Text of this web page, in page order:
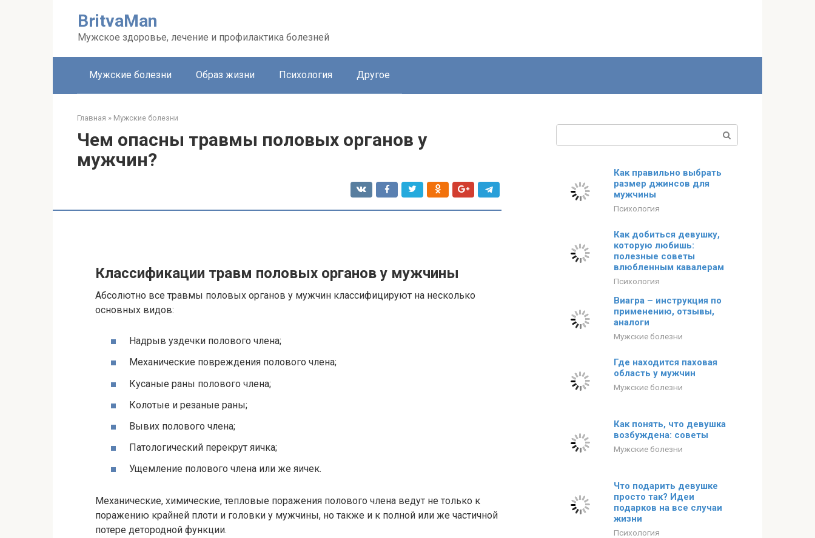
BritvaMan
Мужское здоровье, лечение и профилактика болезней
Мужские болезни Образ жизни Психология Другое
Главная » Мужские болезни
Чем опасны травмы половых органов у
мужчин?
Классификации травм половых органов у мужчины
Абсолютно все травмы половых органов у мужчин классифицируют на несколько
основных видов:
Надрыв уздечки полового члена;
Механические повреждения полового члена;
Кусаные раны полового члена;
Колотые и резаные раны;
Вывих полового члена;
Патологический перекрут яичка;
Ущемление полового члена или же яичек.
Механические, химические, тепловые поражения полового члена ведут не только к
поражению крайней плоти и головки у мужчины, но также и к полной или же частичной
потере детородной функции.
Как правильно выбрать
размер джинсов для
мужчины
Психология
Как добиться девушку,
которую любишь:
полезные советы
влюбленным кавалерам
Психология
Виагра – инструкция по
применению, отзывы,
аналоги
Мужские болезни
Где находится паховая
область у мужчин
Мужские болезни
Как понять, что девушка
возбуждена: советы
Мужские болезни
Что подарить девушке
просто так? Идеи
подарков на все случаи
жизни
Психология